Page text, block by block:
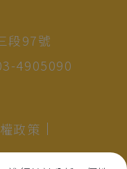
段97號
4905090
政策